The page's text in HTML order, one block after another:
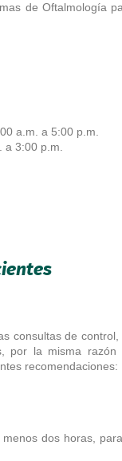
de Oftalmología
a.m. a 5:00 p.m.
3:00 p.m.
consultas de control,
por la misma razón
recomendaciones:
dos horas, para